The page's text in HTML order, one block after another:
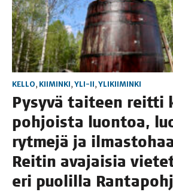
KELLO, KIIMINKI, YLI-II, YLIKIIMINKI
Pysy­vä tai­teen reit­ti
poh­jois­ta luon­toa,
ryt­me­jä ja
Rei­tin ava­jai­sia
eri puo­lil­la